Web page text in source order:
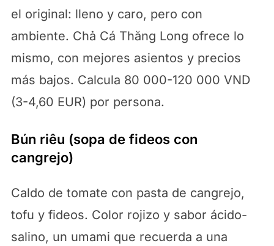
el original: lleno y caro, pero con
ambiente. Chả Cá Thăng Long ofrece lo
mismo, con mejores asientos y precios
más bajos. Calcula 80 000-120 000 VND
(3-4,60 EUR) por persona.
Bún riêu (sopa de fideos con
cangrejo)
Caldo de tomate con pasta de cangrejo,
tofu y fideos. Color rojizo y sabor ácido-
salino, un umami que recuerda a una